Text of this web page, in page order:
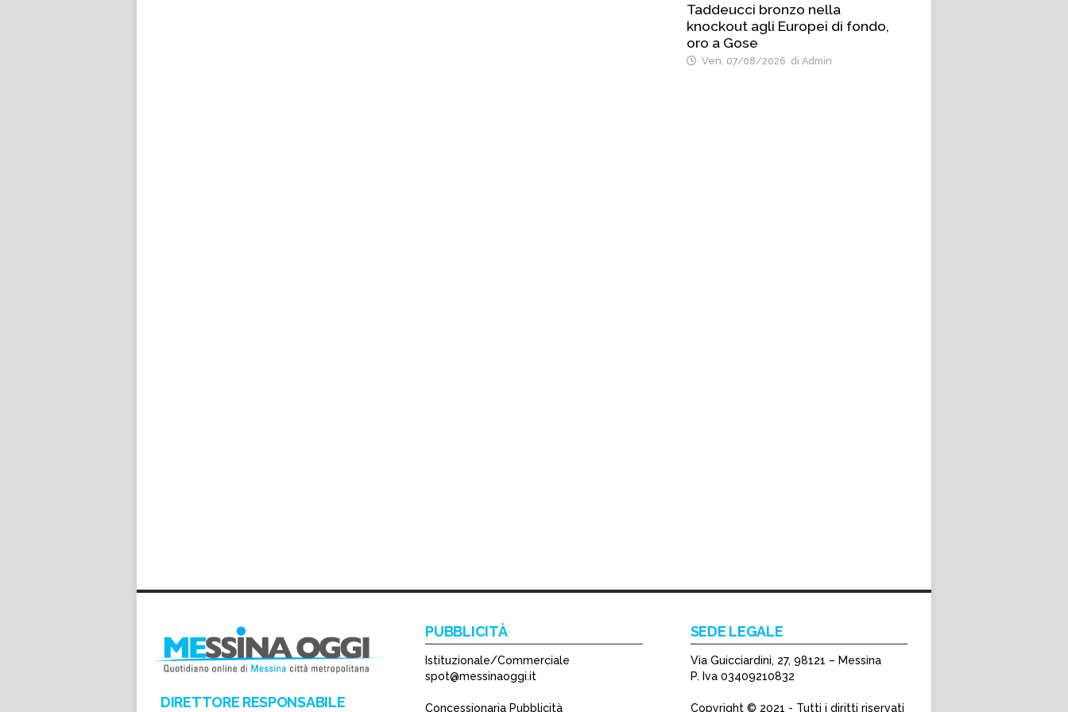
Taddeucci bronzo nella
knockout agli Europei di fondo,
oro a Gose
Ven, 07/08/2026 di Admin
DIRETTORE RESPONSABILE
PUBBLICITÀ
Istituzionale/Commerciale
spot@messinaoggi.it
Concessionaria Pubblicità
SEDE LEGALE
Via Guicciardini, 27, 98121 – Messina
P. Iva 03409210832
Copyright © 2021 - Tutti i diritti riservati